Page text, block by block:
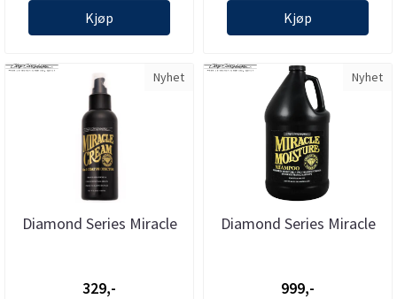
Kjøp Kjøp
Nyhet
Diamond Series Miracle
329,-
Nyhet
Diamond Series Miracle
999,-